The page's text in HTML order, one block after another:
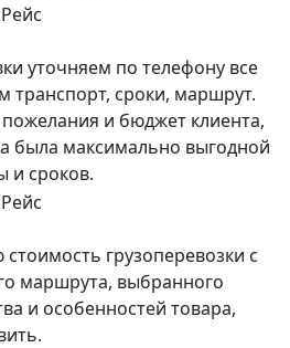
уточняем по телефону все
транспорт, сроки, маршрут.
пожелания и бюджет клиента,
была максимально выгодной
и сроков.
грузоперевозки с
маршрута, выбранного
и особенностей товара,